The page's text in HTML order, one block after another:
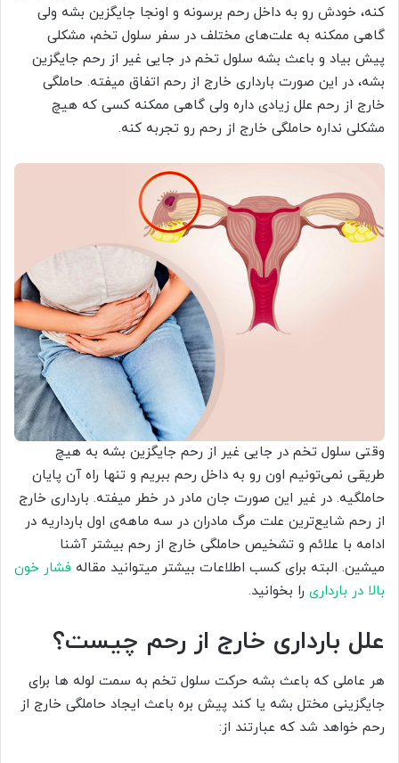
کنه، خودش رو به داخل رحم برسونه و اونجا جایگزین بشه ولی
گاهی ممکنه به علت‌های مختلف در سفر سلول تخم، مشکلی
پیش بیاد و باعث بشه سلول تخم در جایی غیر از رحم جایگزین
بشه، در این صورت بارداری خارج از رحم اتفاق میفته. حاملگی
خارج از رحم علل زیادی داره ولی گاهی ممکنه کسی که هیچ
مشکلی نداره حاملگی خارج از رحم رو تجربه کنه.
وقتی سلول تخم در جایی غیر از رحم جایگزین بشه به هیچ
طریقی نمی‌تونیم اون رو به داخل رحم ببریم و تنها راه آن پایان
حاملگیه. در غیر این صورت جان مادر در خطر میفته. بارداری خارج
از رحم شایع‌ترین علت مرگ مادران در سه ماهه‌ی اول بارداریه در
ادامه با علائم و تشخیص حاملگی خارج از رحم بیشتر آشنا
میشین. البته برای کسب اطلاعات بیشتر میتوانید مقاله فشار خون
بالا در بارداری را بخوانید.
علل بارداری خارج از رحم چیست؟
هر عاملی که باعث بشه حرکت سلول تخم به سمت لوله ها برای
جایگزینی مختل بشه یا کند پیش بره باعث ایجاد حاملگی خارج از
رحم خواهد شد که عبارتند از: